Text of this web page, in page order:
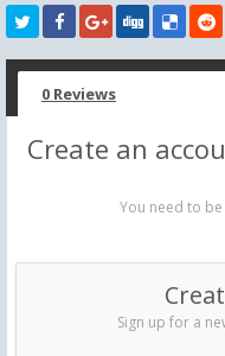
0 Reviews
Create an
You need to
Sign up for a